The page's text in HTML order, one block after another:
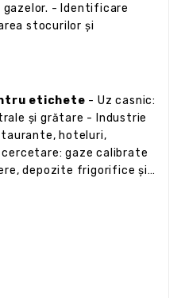
- Identificare
stocurilor și
etichete - Uz casnic:
și grătare - Industrie
hoteluri,
gaze calibrate
depozite frigorifice și